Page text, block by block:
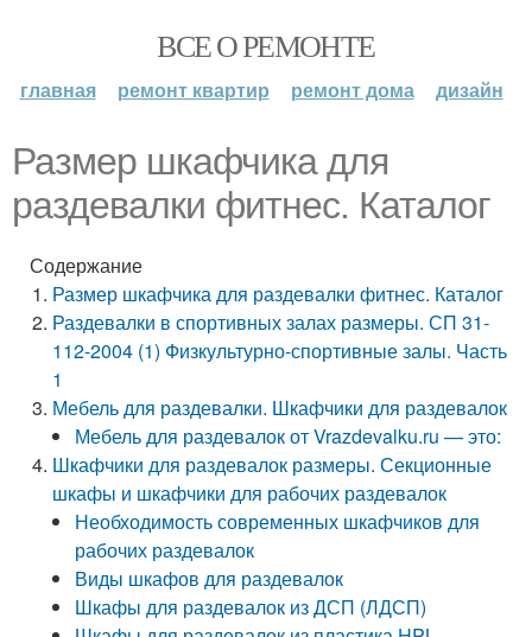
ВСЕ О РЕМОНТЕ
главная ремонт квартир ремонт дома дизайн
Размер шкафчика для
раздевалки фитнес. Каталог
Содержание
Размер шкафчика для раздевалки фитнес. Каталог
Раздевалки в спортивных залах размеры. СП 31-
112-2004 (1) Физкультурно-спортивные залы. Часть
1
Мебель для раздевалки. Шкафчики для раздевалок
Мебель для раздевалок от Vrazdevalku.ru — это:
Шкафчики для раздевалок размеры. Секционные
шкафы и шкафчики для рабочих раздевалок
Необходимость современных шкафчиков для
рабочих раздевалок
Виды шкафов для раздевалок
Шкафы для раздевалок из ДСП (ЛДСП)